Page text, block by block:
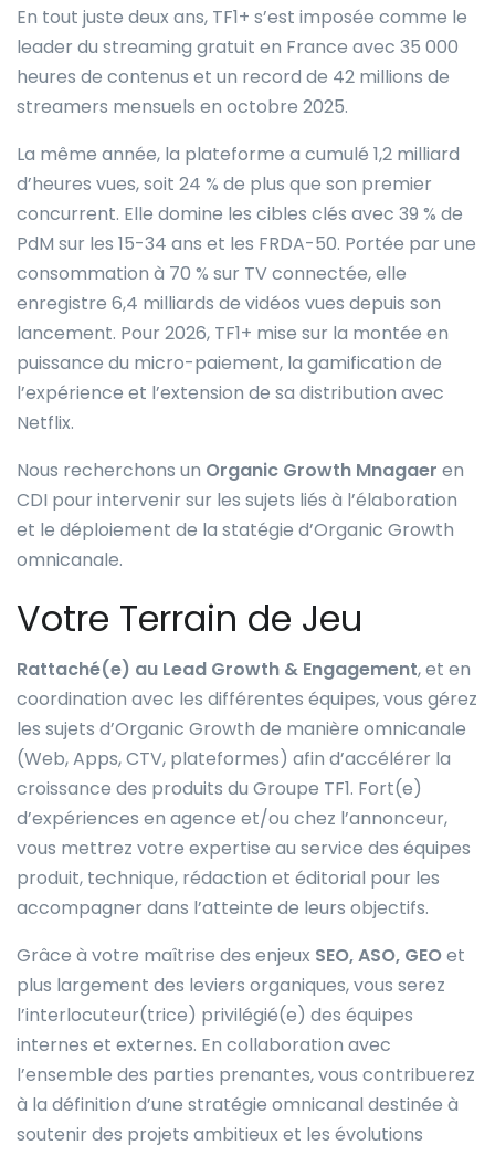
En tout juste deux ans, TF1+ s’est imposée comme le
leader du streaming gratuit en France avec 35 000
heures de contenus et un record de 42 millions de
streamers mensuels en octobre 2025.
La même année, la plateforme a cumulé 1,2 milliard
d’heures vues, soit 24 % de plus que son premier
concurrent. Elle domine les cibles clés avec 39 % de
PdM sur les 15-34 ans et les FRDA-50. Portée par une
consommation à 70 % sur TV connectée, elle
enregistre 6,4 milliards de vidéos vues depuis son
lancement. Pour 2026, TF1+ mise sur la montée en
puissance du micro-paiement, la gamification de
l’expérience et l’extension de sa distribution avec
Netflix.
Nous recherchons un Organic Growth Mnagaer en
CDI pour intervenir sur les sujets liés à l’élaboration
et le déploiement de la statégie d’Organic Growth
omnicanale.
Votre Terrain de Jeu
Rattaché(e) au Lead Growth & Engagement, et en
coordination avec les différentes équipes, vous gérez
les sujets d’Organic Growth de manière omnicanale
(Web, Apps, CTV, plateformes) afin d’accélérer la
croissance des produits du Groupe TF1. Fort(e)
d’expériences en agence et/ou chez l’annonceur,
vous mettrez votre expertise au service des équipes
produit, technique, rédaction et éditorial pour les
accompagner dans l’atteinte de leurs objectifs.
Grâce à votre maîtrise des enjeux SEO, ASO, GEOet
plus largement des leviers organiques, vous serez
l’interlocuteur(trice) privilégié(e) des équipes
internes et externes. En collaboration avec
l’ensemble des parties prenantes, vous contribuerez
à la définition d’une stratégie omnicanal destinée à
soutenir des projets ambitieux et les évolutions